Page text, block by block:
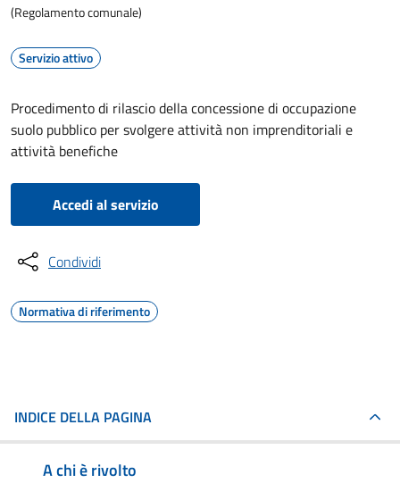
(Regolamento comunale)
Servizio attivo
Procedimento di rilascio della concessione di occupazione
suolo pubblico per svolgere attività non imprenditoriali e
attività benefiche
Accedi al servizio
Condividi
Normativa di riferimento
INDICE DELLA PAGINA
A chi è rivolto